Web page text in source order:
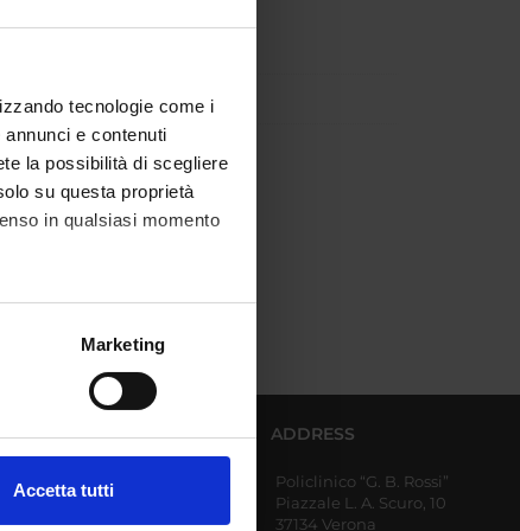
tecnologie come i
e contenuti
la possibilità di scegliere
su questa proprietà
in qualsiasi momento
metro,Marketing
Accetta tutti
AFFERENT DEPARTMENTS
Diagnostics and Public
ADDRESS
Policlinico “G. B. Rossi”
Piazzale L. A. Scuro, 10
37134 Verona